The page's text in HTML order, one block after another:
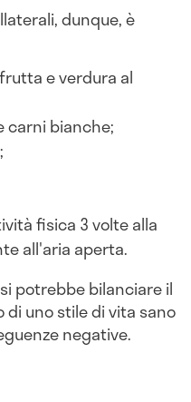
dunque, è
e verdura al
carni bianche;
fisica 3 volte alla
all'aria aperta.
potrebbe bilanciare il
uno stile di vita sano
negative.